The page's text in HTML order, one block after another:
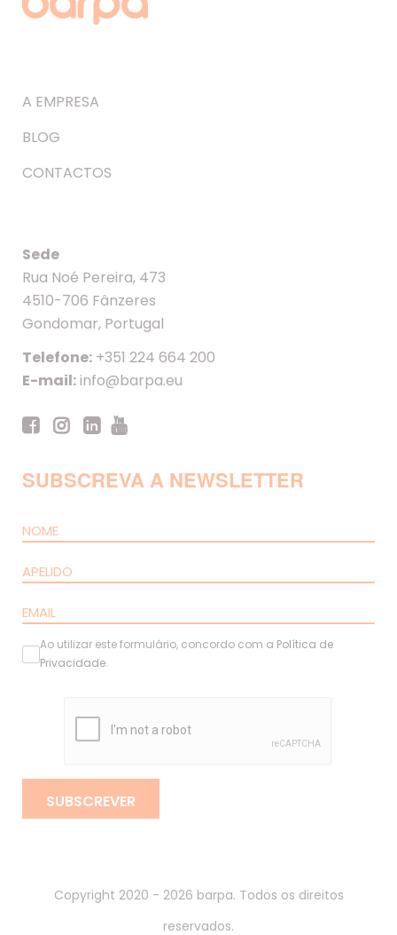
A EMPRESA
BLOG
CONTACTOS
Sede
Rua Noé Pereira, 473
4510-706 Fânzeres
Gondomar, Portugal
Telefone: +351 224 664 200
E-mail:info@barpa.eu
SUBSCREVA A NEWSLETTER
Ao utilizar este formulário, concordo com a Política de
Privacidade.
SUBSCREVER
Copyright 2020 - 2026 barpa. Todos os direitos
reservados.